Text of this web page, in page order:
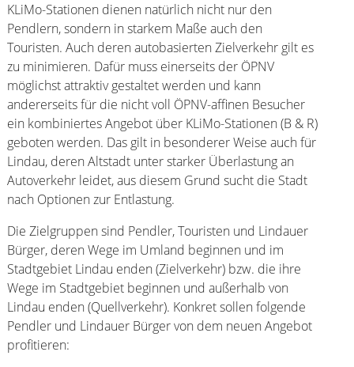
KLiMo-Stationen dienen natürlich nicht nur den
Pendlern, sondern in starkem Maße auch den
Touristen. Auch deren autobasierten Zielverkehr gilt es
zu minimieren. Dafür muss einerseits der ÖPNV
möglichst attraktiv gestaltet werden und kann
andererseits für die nicht voll ÖPNV-affinen Besucher
ein kombiniertes Angebot über KLiMo-Stationen (B & R)
geboten werden. Das gilt in besonderer Weise auch für
Lindau, deren Altstadt unter starker Überlastung an
Autoverkehr leidet, aus diesem Grund sucht die Stadt
nach Optionen zur Entlastung.
Die Zielgruppen sind Pendler, Touristen und Lindauer
Bürger, deren Wege im Umland beginnen und im
Stadtgebiet Lindau enden (Zielverkehr) bzw. die ihre
Wege im Stadtgebiet beginnen und außerhalb von
Lindau enden (Quellverkehr). Konkret sollen folgende
Pendler und Lindauer Bürger von dem neuen Angebot
profitieren: